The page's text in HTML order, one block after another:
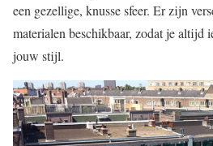
een gezellige, knusse sfeer. Er zijn
materialen beschikbaar, zodat je altijd
jouw stijl.